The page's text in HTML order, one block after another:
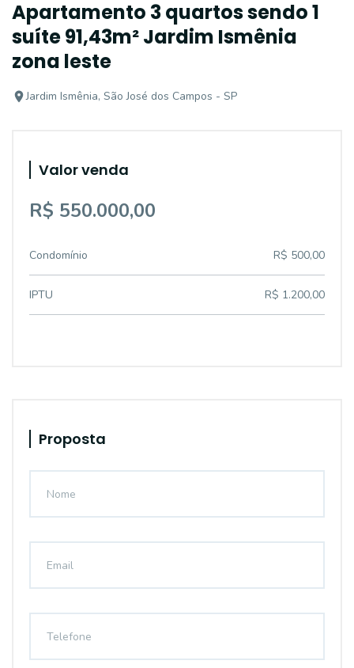
Apartamento 3 quartos sendo 1
suíte 91,43m² Jardim Ismênia
zona leste
Jardim Ismênia, São José dos Campos - SP
Valor venda
R$ 550.000,00
Condomínio R$ 500,00
IPTU R$ 1.200,00
Proposta